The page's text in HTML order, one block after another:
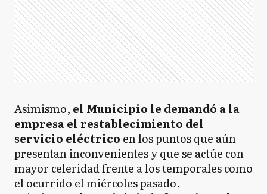
Asimismo, el Municipio le demandó a la
empresa el restablecimiento del
servicio eléctrico en los puntos que aún
presentan inconvenientes y que se actúe con
mayor celeridad frente a los temporales como
el ocurrido el miércoles pasado.